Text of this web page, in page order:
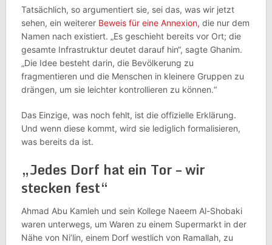
Tatsächlich, so argumentiert sie, sei das, was wir jetzt
sehen, ein weiterer Beweis für eine Annexion, die nur dem
Namen nach existiert. „Es geschieht bereits vor Ort; die
gesamte Infrastruktur deutet darauf hin“, sagte Ghanim.
„Die Idee besteht darin, die Bevölkerung zu
fragmentieren und die Menschen in kleinere Gruppen zu
drängen, um sie leichter kontrollieren zu können.“
Das Einzige, was noch fehlt, ist die offizielle Erklärung.
Und wenn diese kommt, wird sie lediglich formalisieren,
was bereits da ist.
„Jedes Dorf hat ein Tor – wir
stecken fest“
Ahmad Abu Kamleh und sein Kollege Naeem Al-Shobaki
waren unterwegs, um Waren zu einem Supermarkt in der
Nähe von Ni’lin, einem Dorf westlich von Ramallah, zu